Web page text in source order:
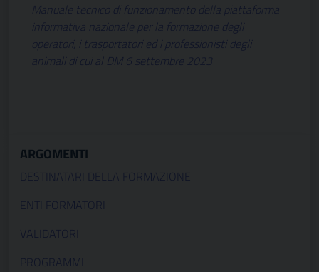
Manuale tecnico di funzionamento della piattaforma
informativa nazionale per la formazione degli
operatori, i trasportatori ed i professionisti degli
animali di cui al DM 6 settembre 2023
ARGOMENTI
DESTINATARI DELLA FORMAZIONE
ENTI FORMATORI
VALIDATORI
PROGRAMMI